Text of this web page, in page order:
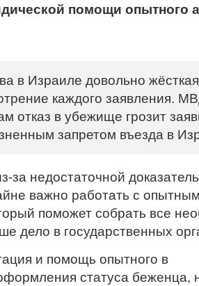
помощи опытного
в Израиле довольно
каждого заявления.
отказ в убежище грозит
запретом въезда в
за недостаточной
важно работать с
поможет собрать все
дело в государственных
и помощь опытного в
статуса беженца,